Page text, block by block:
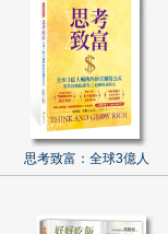
思考致富：全球3億人